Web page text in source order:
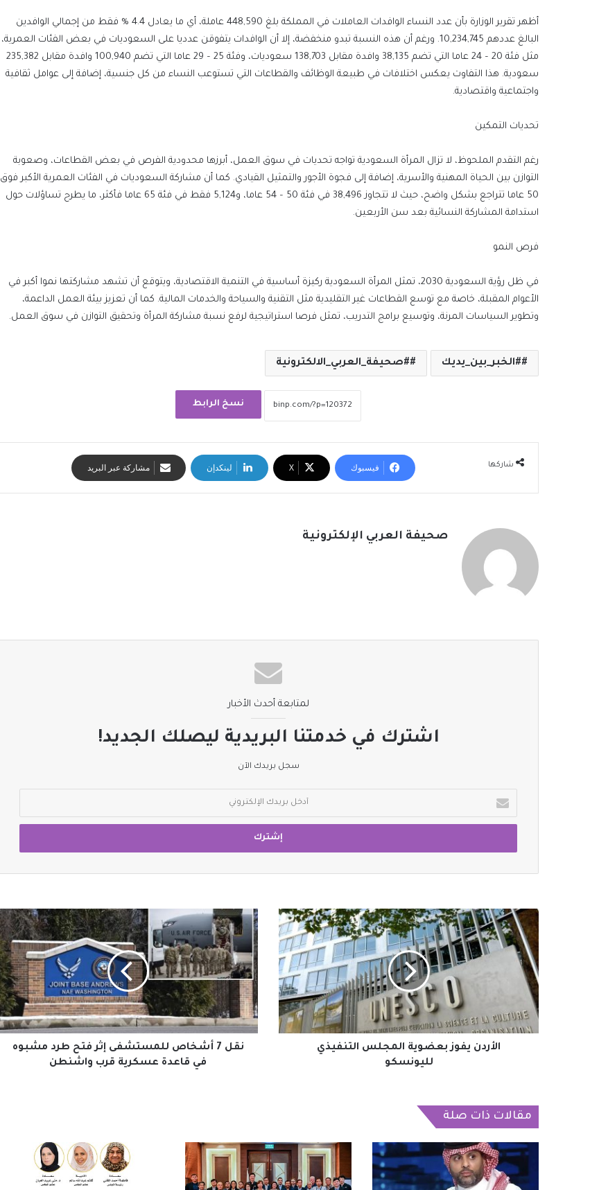
أظهر تقرير الوزارة بأن عدد النساء الوافدات العاملات في المملكة بلغ 448,590 عاملة، أي ما يعادل 4.4 % فقط من إجمالي الوافدين
البالغ عددهم 10,234,745. ورغم أن هذه النسبة تبدو منخفضة، إلا أن الوافدات يتفوقن عدديا على السعوديات في بعض الفئات العمرية،
مثل فئة 20 – 24 عاما التي تضم 38,135 وافدة مقابل 138,703 سعوديات، وفئة 25 – 29 عاما التي تضم 100,940 وافدة مقابل 235,382
سعودية. هذا التفاوت يعكس اختلافات في طبيعة الوظائف والقطاعات التي تستوعب النساء من كل جنسية، إضافة إلى عوامل ثقافية
واجتماعية واقتصادية.
تحديات التمكين
رغم التقدم الملحوظ، لا تزال المرأة السعودية تواجه تحديات في سوق العمل، أبرزها محدودية الفرص في بعض القطاعات، وصعوبة
التوازن بين الحياة المهنية والأسرية، إضافة إلى فجوة الأجور والتمثيل القيادي. كما أن مشاركة السعوديات في الفئات العمرية الأكبر فوق
50 عاما تتراجع بشكل واضح، حيث لا تتجاوز 38,496 في فئة 50 – 54 عاما، و5,124 فقط في فئة 65 عاما فأكثر، ما يطرح تساؤلات حول
استدامة المشاركة النسائية بعد سن الأربعين.
فرص النمو
في ظل رؤية السعودية 2030، تمثل المرأة السعودية ركيزة أساسية في التنمية الاقتصادية، ويتوقع أن تشهد مشاركتها نموا أكبر في
الأعوام المقبلة، خاصة مع توسع القطاعات غير التقليدية مثل التقنية والسياحة والخدمات المالية. كما أن تعزيز بيئة العمل الداعمة،
وتطوير السياسات المرنة، وتوسيع برامج التدريب، تمثل فرصا استراتيجية لرفع نسبة مشاركة المرأة وتحقيق التوازن في سوق العمل.
#الخبر_بين_يديك #صحيفة_العربي_الالكترونية
نسخ الرابط
شاركها فيسبوك ‫X لينكدإن مشاركة عبر البريد
صحيفة العربي الإلكترونية
لمتابعة أحدث الأخبار
اشترك في خدمتنا البريدية ليصلك الجديد!
سجل بريدك الآن
بريدك
الإلكتروني
الأردن
يفوز
بعضوية
المجلس
التنفيذي
لليونسكو
الأردن يفوز بعضوية المجلس التنفيذي
لليونسكو
نقل
7
أشخاص
للمستشفى
إثر
فتح
طرد
مشبوه
في
قاعدة
نقل 7 أشخاص للمستشفى إثر فتح طرد مشبوه
في قاعدة عسكرية قرب واشنطن
مقالات ذات صلة